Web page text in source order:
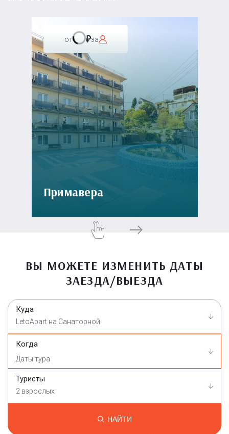
от за
Примавера
ВЫ МОЖЕТЕ ИЗМЕНИТЬ ДАТЫ
ЗАЕЗДА/ВЫЕЗДА
Куда
LetoApart на Санаторной
Когда
Туристы
2 взрослых
НАЙТИ